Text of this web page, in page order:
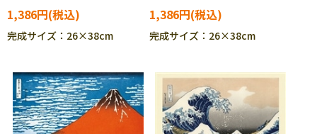
1,386円
完成サイズ：26×38cm
1,386円
完成サイズ：26×38cm